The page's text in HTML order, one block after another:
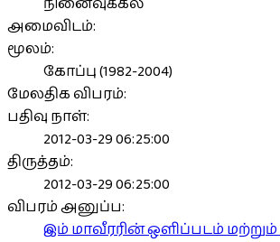
அமைவிடம்:
மூலம்:
கோப்பு (1982-2004)
மேலதிக விபரம்:
பதிவு நாள்:
2012-03-29 06:25:00
திருத்தம்:
2012-03-29 06:25:00
விபரம் அனுப்ப:
இம் மாவீரரின் ஒளிப்படம்